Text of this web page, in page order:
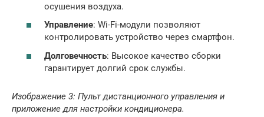
осушения воздуха.
Управление: Wi-Fi-модули позволяют
контролировать устройство через смартфон.
Долговечность: Высокое качество сборки
гарантирует долгий срок службы.
Изображение 3: Пульт дистанционного управления и
приложение для настройки кондиционера.